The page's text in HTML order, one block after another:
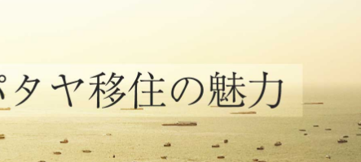
キューバ
コスタリカ
セントルシア
ドミニカ共和国
デンマーク
ドイツ
ハンガリー
フィンランド
ブルガリア
ベル
ポルトガル
ポーランド
マケ
記事が見つ
記事が
記事
記事が見つかり